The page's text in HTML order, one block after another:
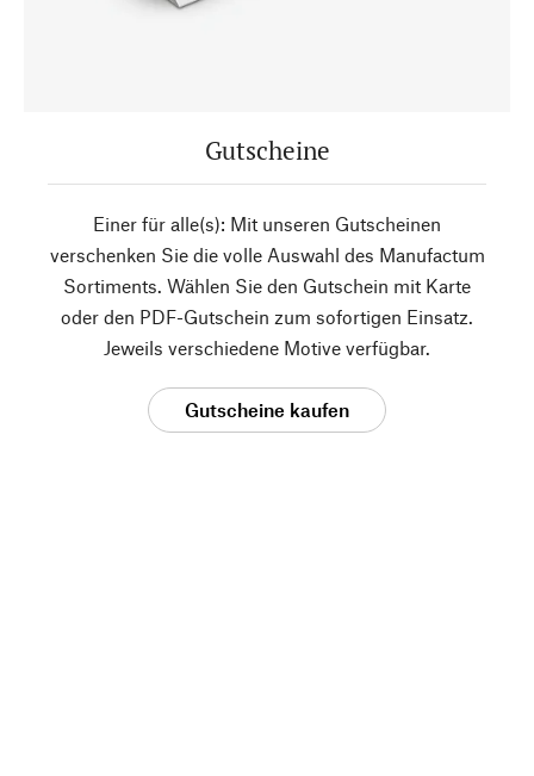
Gutscheine
Einer für alle(s): Mit unseren Gutscheinen
verschenken Sie die volle Auswahl des Manufactum
Sortiments. Wählen Sie den Gutschein mit Karte
oder den PDF-Gutschein zum sofortigen Einsatz.
Jeweils verschiedene Motive verfügbar.
Gutscheine kaufen